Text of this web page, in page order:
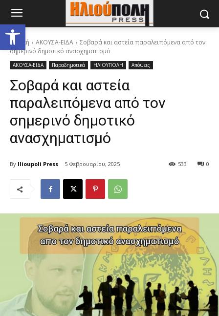
Ανοίξτε τη γραμμή εργαλείων
Αρχική ΑΚΟΥΣΑ-ΕΙΔΑ
Σοβαρά και αστεία παραλειπόμενα από τον
σημερινό δημοτικό ανασχηματισμό
ΑΚΟΥΣΑ-ΕΙΔΑ Παραδημοτικά ΗΛΙΟΥΠΟΛΗ Απόψεις
Σοβαρά και αστεία
παραλειπόμενα από τον
σημερινό δημοτικό
ανασχηματισμό
By Ilioupoli Press 5 Φεβρουαρίου, 2025 0
533